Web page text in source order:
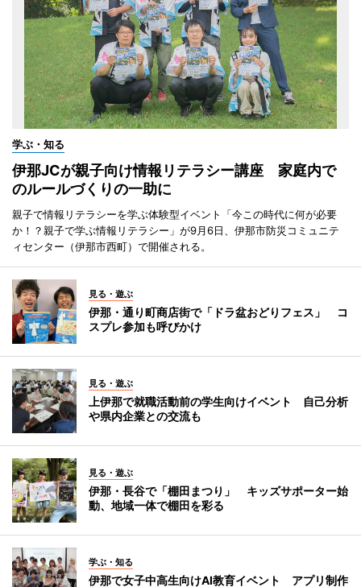
学ぶ・知る
伊那JCが親子向け情報リテラシー講座 家庭内で
のルールづくりの一助に
親子で情報リテラシーを学ぶ体験型イベント「今この時代に何が必要
か！？親子で学ぶ情報リテラシー」が9月6日、伊那市防災コミュニテ
ィセンター（伊那市西町）で開催される。
見る・遊ぶ
伊那・通り町商店街で「ドラ盆おどりフェス」 コ
スプレ参加も呼びかけ
見る・遊ぶ
上伊那で就職活動前の学生向けイベント 自己分析
や県内企業との交流も
見る・遊ぶ
伊那・長谷で「棚田まつり」 キッズサポーター始
動、地域一体で棚田を彩る
学ぶ・知る
伊那で女子中高生向けAI教育イベント アプリ制作